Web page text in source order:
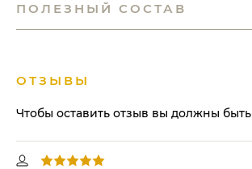
ПОЛЕЗНЫЙ СОСТАВ
ОТЗЫВЫ
Чтобы оставить отзыв вы должны быть